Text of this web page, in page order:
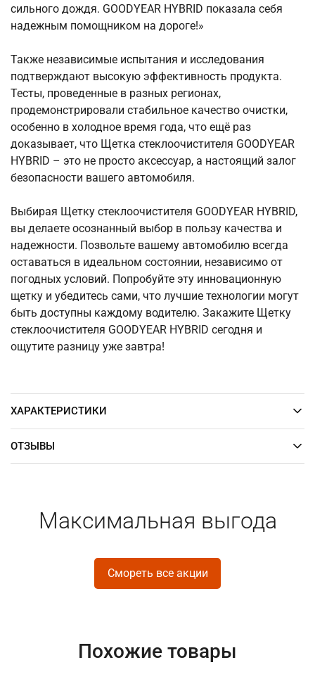
сильного дождя. GOODYEAR HYBRID показала себя
надежным помощником на дороге!»
Также независимые испытания и исследования
подтверждают высокую эффективность продукта.
Тесты, проведенные в разных регионах,
продемонстрировали стабильное качество очистки,
особенно в холодное время года, что ещё раз
доказывает, что Щетка стеклоочистителя GOODYEAR
HYBRID – это не просто аксессуар, а настоящий залог
безопасности вашего автомобиля.
Выбирая Щетку стеклоочистителя GOODYEAR HYBRID,
вы делаете осознанный выбор в пользу качества и
надежности. Позвольте вашему автомобилю всегда
оставаться в идеальном состоянии, независимо от
погодных условий. Попробуйте эту инновационную
щетку и убедитесь сами, что лучшие технологии могут
быть доступны каждому водителю. Закажите Щетку
стеклоочистителя GOODYEAR HYBRID сегодня и
ощутите разницу уже завтра!
ХАРАКТЕРИСТИКИ
ОТЗЫВЫ
Максимальная выгода
Смореть все акции
Похожие товары